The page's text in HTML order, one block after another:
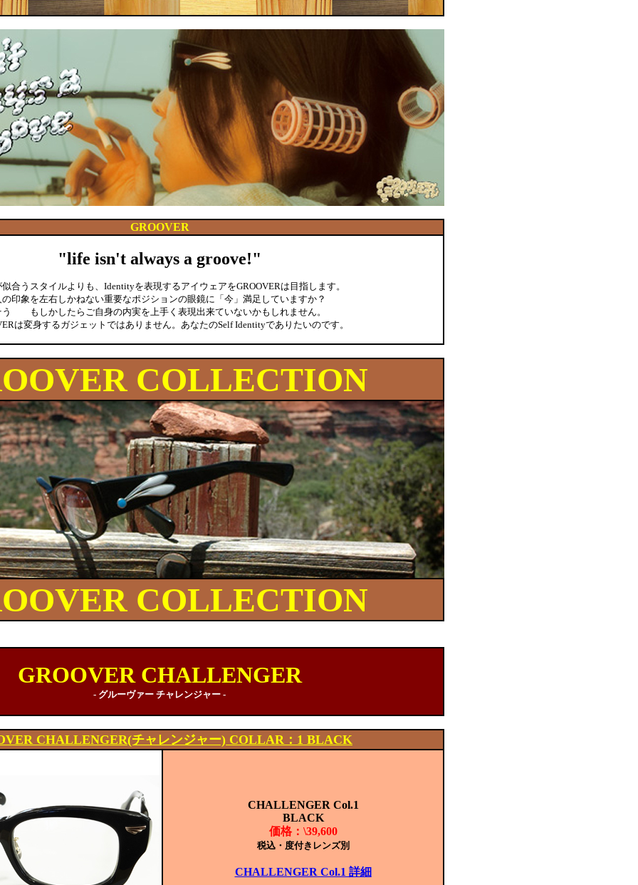
GROOVER
"life isn't always a groove!"
合うスタイルよりも、Identityを表現するアイウェアをGROOVERは目指します。
の印象を左右しかねない重要なポジションの眼鏡に「今」満足していますか？
う もしかしたらご自身の内実を上手く表現出来ていないかもしれません。
は変身するガジェットではありません。あなたのSelf Identityでありたいのです。
COLLECTION
COLLECTION
GROOVER CHALLENGER
- グルーヴァー チャレンジャー -
CHALLENGER(チャレンジャー) COLLAR：1 BLACK
CHALLENGER Col.1
BLACK
価格：\39,600
税込・度付きレンズ別
CHALLENGER Col.1 詳細